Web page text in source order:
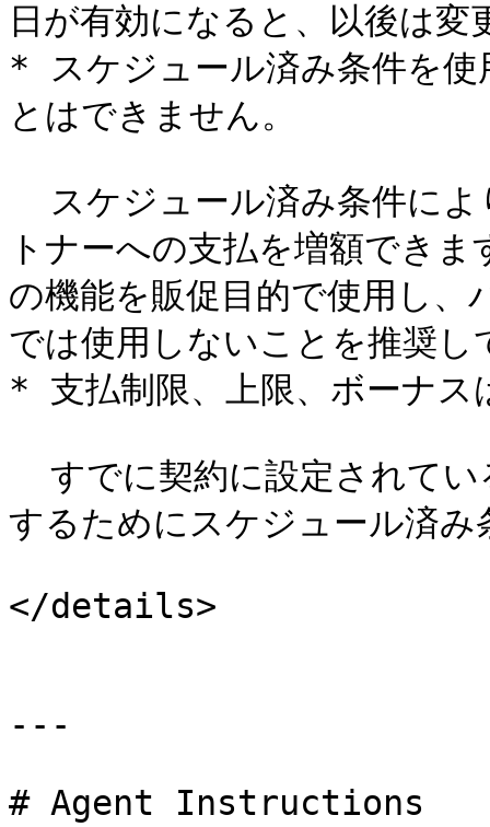
日が有効になると、以後は
* スケジュール済み条件を使
とはできません。
トナーへの支払を増額でき
の機能を販促目的で使用し、
では使用しないことを推奨し
* 支払制限、上限、ボーナス
するためにスケジュール済
</details>
---
# Agent Instructions